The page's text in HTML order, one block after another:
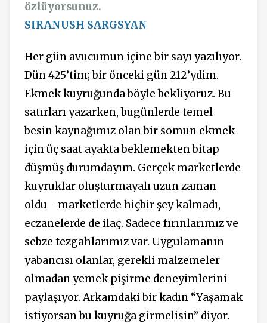
özlüyorsunuz.
SIRANUSH SARGSYAN
Her gün avucumun içine bir sayı yazılıyor.
Dün 425’tim; bir önceki gün 212’ydim.
Ekmek kuyruğunda böyle bekliyoruz. Bu
satırları yazarken, bugünlerde temel
besin kaynağımız olan bir somun ekmek
için üç saat ayakta beklemekten bitap
düşmüş durumdayım. Gerçek marketlerde
kuyruklar oluşturmayalı uzun zaman
oldu– marketlerde hiçbir şey kalmadı,
eczanelerde de ilaç. Sadece fırınlarımız ve
sebze tezgahlarımız var. Uygulamanın
yabancısı olanlar, gerekli malzemeler
olmadan yemek pişirme deneyimlerini
paylaşıyor. Arkamdaki bir kadın “Yaşamak
istiyorsan bu kuyruğa girmelisin” diyor.